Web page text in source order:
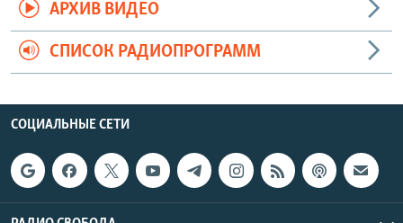
АРХИВ ВИДЕО
СПИСОК РАДИОПРОГРАММ
СОЦИАЛЬНЫЕ СЕТИ